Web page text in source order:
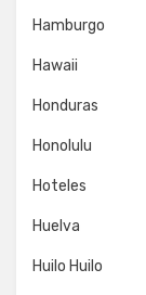
Hamburgo
Hawaii
Honduras
Honolulu
Hoteles
Huelva
Huilo Huilo